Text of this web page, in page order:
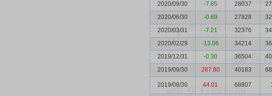
2020/09/30
-7.85 28037
2020/06/30
-0.69 27828
2020/03/31
-7.21 32376
2020/02/29
-13.06 34214
2019/12/31
-0.30 36504
2019/09/30
287.80 40183
2019/08/30 44.01 68807